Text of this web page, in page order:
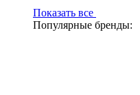
Показать все
Популярные бренды: